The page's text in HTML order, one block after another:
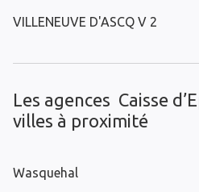
VILLENEUVE D'ASCQ V 2
Les agences Caisse
villes à proximité
Wasquehal